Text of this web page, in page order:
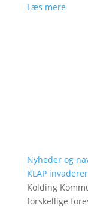
Læs mere
Nyheder og
KLAP
Kolding
forskellige